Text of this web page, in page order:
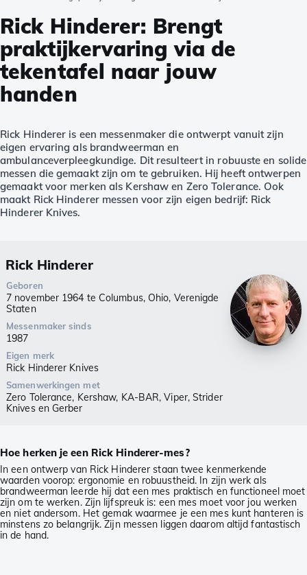
Rick Hinderer: Brengt
praktijkervaring via de
tekentafel naar jouw
handen
Rick Hinderer is een messenmaker die ontwerpt vanuit zijn
eigen ervaring als brandweerman en
ambulanceverpleegkundige. Dit resulteert in robuuste en solide
messen die gemaakt zijn om te gebruiken. Hij heeft ontwerpen
gemaakt voor merken als Kershaw en Zero Tolerance. Ook
maakt Rick Hinderer messen voor zijn eigen bedrijf: Rick
Hinderer Knives.
Rick Hinderer
Geboren
7 november 1964 te Columbus, Ohio, Verenigde
Staten
Messenmaker sinds
1987
Eigen merk
Rick Hinderer Knives
Samenwerkingen met
Zero Tolerance, Kershaw, KA-BAR, Viper, Strider
Knives en Gerber
Hoe herken je een Rick Hinderer-mes?
In een ontwerp van Rick Hinderer staan twee kenmerkende
waarden voorop: ergonomie en robuustheid. In zijn werk als
brandweerman leerde hij dat een mes praktisch en functioneel moet
zijn om te werken. Zijn lijfspreuk is: een mes moet voor jou werken
en niet andersom. Het gemak waarmee je een mes kunt hanteren is
minstens zo belangrijk. Zijn messen liggen daarom altijd fantastisch
in de hand.